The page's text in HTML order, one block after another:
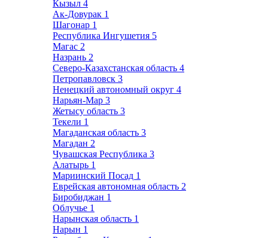
Кызыл 4
Ак-Довурак 1
Шагонар 1
Республика Ингушетия 5
Магас 2
Назрань 2
Северо-Казахстанская область 4
Петропавловск 3
Ненецкий автономный округ 4
Нарьян-Мар 3
Жетысу область 3
Текели 1
Магаданская область 3
Магадан 2
Чувашская Республика 3
Алатырь 1
Мариинский Посад 1
Еврейская автономная область 2
Биробиджан 1
Облучье 1
Нарынская область 1
Нарын 1